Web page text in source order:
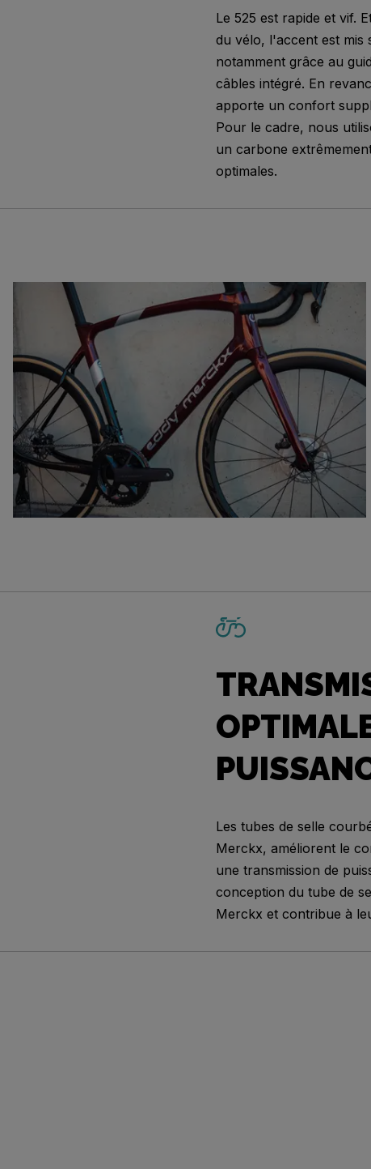
Le 525 est rapide et vif.
du vélo, l'accent est mis
notamment grâce au
câbles intégré. En
apporte un confort
Pour le cadre, nous
un carbone
optimales.
Les tubes de selle
Merckx, améliorent le
une transmission de
conception du tube de
Merckx et contribue à